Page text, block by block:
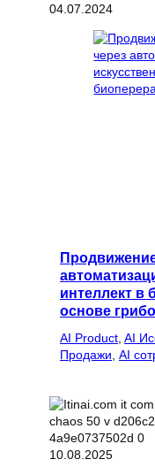
04.07.2024
интеллект в
основе
AI Product AI
Продажи AI
10.08.2025